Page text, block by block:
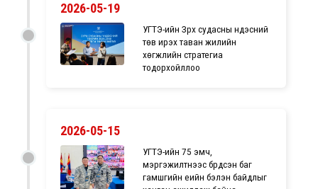
2026-05-19
УГТЭ-ийн Зүрх судасны үндэсний
төв ирэх таван жилийн
хөгжлийн стратегиа
тодорхойллоо
2026-05-15
УГТЭ-ийн 75 эмч,
мэргэжилтнээс бүрдсэн баг
гамшгийн үеийн бэлэн байдлыг